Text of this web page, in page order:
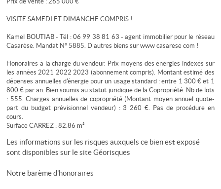
VISITE SAMEDI ET DIMANCHE COMPRIS !
Kamel BOUTIAB - Tél : 06 99 38 81 63 - agent immobilier pour le réseau
Casarèse. Mandat N° 5885. D'autres biens sur www casarese com !
Honoraires à la charge du vendeur. Prix moyens des énergies indexés sur
les années 2021 2022 2023 (abonnement compris). Montant estimé des
dépenses annuelles d'énergie pour un usage standard : entre 1 300 € et 1
800 € par an. Bien soumis au statut juridique de la Copropriété. Nb de lots
: 555. Charges annuelles de copropriété (Montant moyen annuel quote-
part du budget prévisionnel vendeur) : 3 260 €. Pas de procédure en
cours.
Surface CARREZ : 82.86 m²
Les informations sur les risques auxquels ce bien est exposé
sont disponibles sur le siteGéorisques
Notre barème d'honoraires